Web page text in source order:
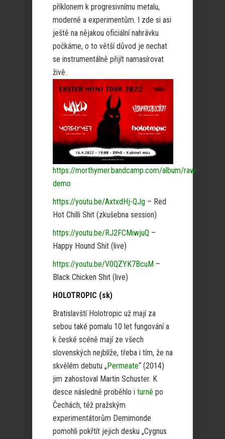
příklonem k progresivnímu metalu,
moderně a experimentům. I zde si asi
ještě na nějakou oficiální nahrávku
počkáme, o to větší důvod je nechat
se instrumentálně přijít namasírovat
živě.
https://morthymer.bandcamp.com/album/raw-
demo
https://youtu.be/AxtxdHj-QJg – Red
Hot Chilli Shit (zkušebna session)
https://youtu.be/RJ2FCMiwjuQ –
Happy Hound Shit (live)
https://youtu.be/V0QZYK7BcuM –
Black Chicken Shit (live)
HOLOTROPIC (sk)
Bratislavští Holotropic už mají za
sebou také pomalu 10 let fungování a
k české scéně mají ze všech
slovenských nejblíže, třeba i tím, že na
skvělém debutu „ Permeate“ (2014)
jim zahostoval Martin Schuster. K
desce následně proběhlo i turné po
Čechách, též pražským
experimentátorům Demimonde
pomohli pokřtít jejich desku „Cygnus